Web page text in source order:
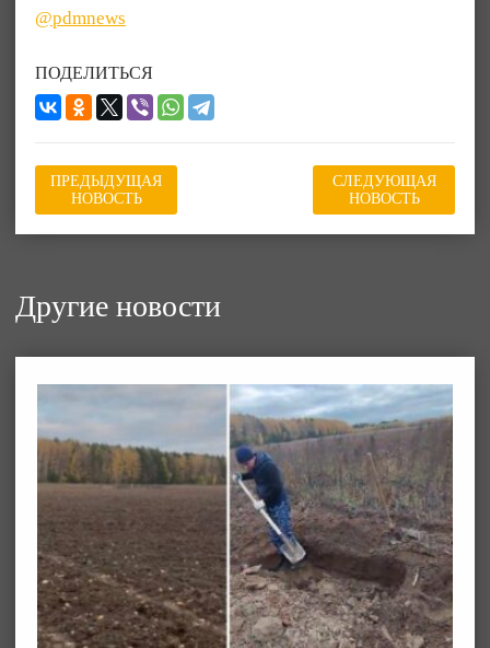
@pdmnews
ПОДЕЛИТЬСЯ
ПРЕДЫДУЩАЯ
НОВОСТЬ
СЛЕДУЮЩАЯ
НОВОСТЬ
Другие новости